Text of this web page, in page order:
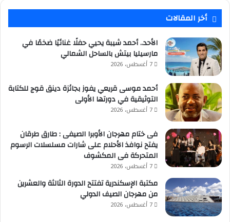
أخر المقالات
الأحد.. أحمد شيبة يحيي حفلًا غنائيًا ضخمًا في
مارسيليا بيتش بالساحل الشمالي
7 أغسطس، 2026
أحمد موسى قريعي يفوز بجائزة دينق قوج للكتابة
التوثيقية في دورتها الأولى
7 أغسطس، 2026
فى ختام مهرجان الأوبرا الصيفى : طارق طرقان
يفتح نوافذ الأحلام على شارات مسلسلات الرسوم
المتحركة فى المكشوف
7 أغسطس، 2026
مكتبة الإسكندرية تفتتح الدورة الثالثة والعشرين
من مهرجان الصيف الدولي
7 أغسطس، 2026